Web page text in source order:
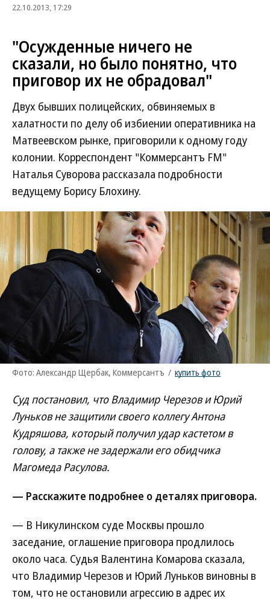
22.10.2013, 17:29
"Осужденные ничего не
сказали, но было понятно, что
приговор их не обрадовал"
Двух бывших полицейских, обвиняемых в
халатности по делу об избиении оперативника на
Матвеевском рынке, приговорили к одному году
колонии. Корреспондент "Коммерсантъ FM"
Наталья Суворова рассказала подробности
ведущему Борису Блохину.
Фото: Александр Щербак, Коммерсантъ / купить фото
Суд постановил, что Владимир Черезов и Юрий
Луньков не защитили своего коллегу Антона
Кудряшова, который получил удар кастетом в
голову, а также не задержали его обидчика
Магомеда Расулова.
— Расскажите подробнее о деталях приговора.
— В Никулинском суде Москвы прошло
заседание, оглашение приговора продлилось
около часа. Судья Валентина Комарова сказала,
что Владимир Черезов и Юрий Луньков виновны в
том, что не остановили агрессию в адрес их